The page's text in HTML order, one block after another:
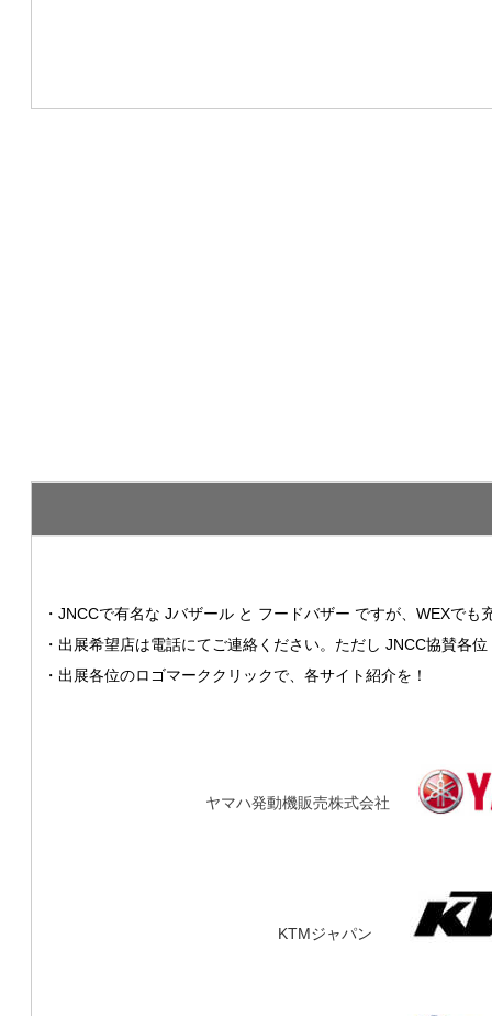
・JNCCで有名な Jバザール と フードバザー ですが、WEXで
・出展希望店は電話にてご連絡ください。ただし JNCC協賛各
・出展各位のロゴマーククリックで、各サイト紹介を！
ヤマハ発動機販売株式会社
KTMジャパン